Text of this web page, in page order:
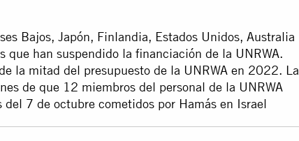
Bajos, Japón, Finlandia, Estados Unidos, Australia
que han suspendido la financiación de la UNRWA.
la mitad del presupuesto de la UNRWA en 2022. La
de que 12 miembros del personal de la UNRWA
7 de octubre cometidos por Hamás en Israel